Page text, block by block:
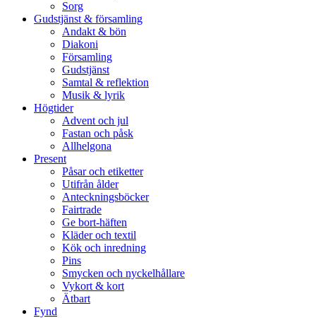
Sorg
Gudstjänst & församling
Andakt & bön
Diakoni
Församling
Gudstjänst
Samtal & reflektion
Musik & lyrik
Högtider
Advent och jul
Fastan och påsk
Allhelgona
Present
Påsar och etiketter
Utifrån ålder
Anteckningsböcker
Fairtrade
Ge bort-häften
Kläder och textil
Kök och inredning
Pins
Smycken och nyckelhållare
Vykort & kort
Ätbart
Fynd